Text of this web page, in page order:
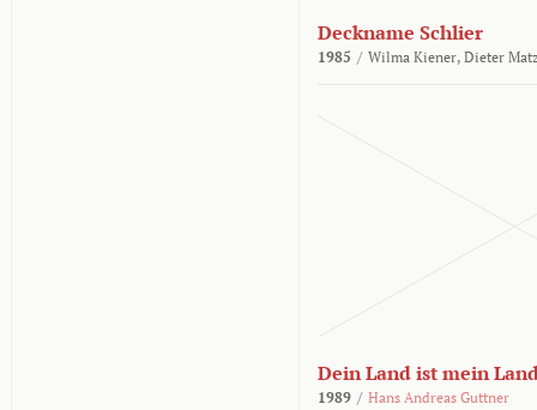
Deckname Schlier
1985 / Wilma Kiener, Dieter
Dein Land ist mein
1989 / Hans Andreas Guttner